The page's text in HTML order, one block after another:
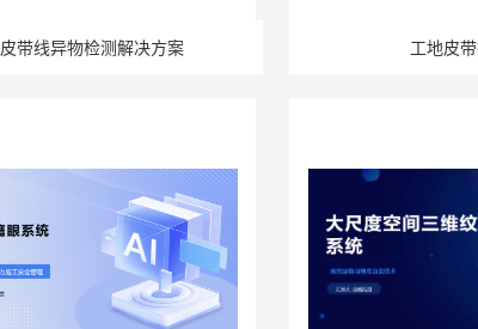
皮带线异物检测解决方案 工地皮